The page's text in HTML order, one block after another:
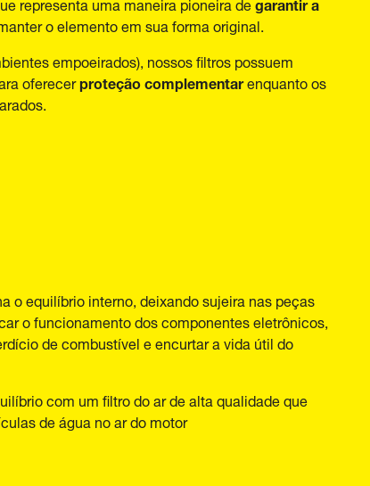
o elemento em sua forma original.
empoeirados), nossos filtros possuem
oferecerproteção complementarenquanto os
o equilíbrio interno, deixando sujeira nas peças
o funcionamento dos componentes eletrônicos,
de combustível e encurtar a vida útil do
com um filtro do ar de alta qualidade que
de água no ar do motor